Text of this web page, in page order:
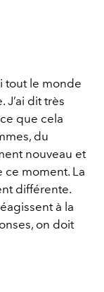
tout le monde
J’ai dit très
que cela
du
nouveau et
moment. La
différente.
à la
on doit